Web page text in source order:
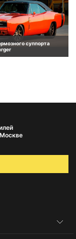
суппорта